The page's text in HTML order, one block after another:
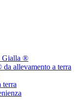
Gialla ®
allevamento a terra
terra